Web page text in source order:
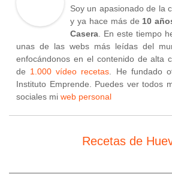
Soy un apasionado de la
y ya hace más de 10
Casera . En este tiempo
unas de las webs más leídas del
enfocándonos en el contenido de alta
de 1.000 vídeo recetas . He fundado
Instituto Emprende. Puedes ver todos
sociales mi web personal
Recetas de